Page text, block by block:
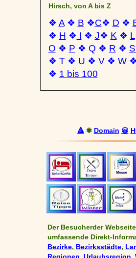
Hirsch, von A bis Z
❖ A❖ B ❖C❖ D ❖
❖ H ❖ I ❖ J❖ K ❖ L
O ❖ P ❖ Q ❖ R ❖ S
❖ T❖ U ❖ V❖ W❖
❖ 1 bis 100
🔺✾ Domain 😀
Der Besucherder
umfassende Direkt-
Bezirke, Bezirksstädte,